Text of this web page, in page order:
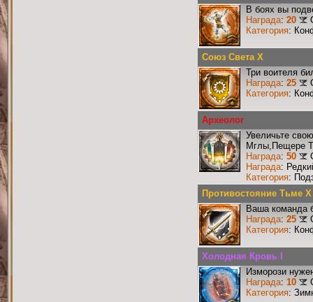
В боях вы
Награда: 20
Категория:
Союз Света X
Три воителя
Награда: 25
Категория:
Археолог
Увеличьте
Мглы,Пещере
Награда: 50
Награда:
Категория:
Противостояние Тьме X
Ваша команда
Награда: 25
Категория:
Холодная Кровь I
Изморози
Награда: 10
Категория: